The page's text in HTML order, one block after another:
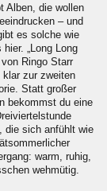
Alben, die wollen
– und
es solche wie
hier. „Long Long
von Ringo Starr
klar zur zweiten
Statt großer
bekommst du eine
die sich anfühlt wie
warm, ruhig,
wehmütig.